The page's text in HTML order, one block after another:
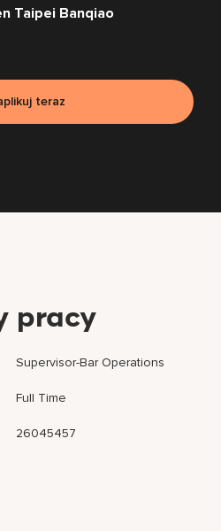
Taipei Banqiao
teraz
pracy
Supervisor-Bar Operations
Full Time
26045457